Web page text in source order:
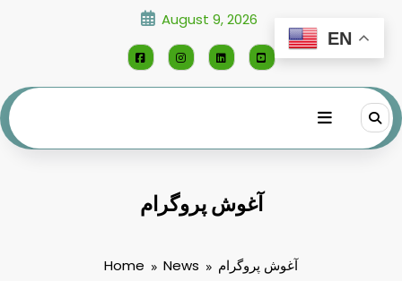
August 9, 2026
آغوش پروگرام
Home News آغوش پروگرام
EN